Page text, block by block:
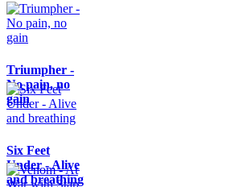
Triumpher -
No pain, no
gain
Six Feet
Under - Alive
and breathing